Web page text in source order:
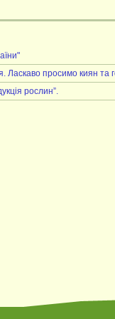
Ласкаво просимо киян та
рослин”.